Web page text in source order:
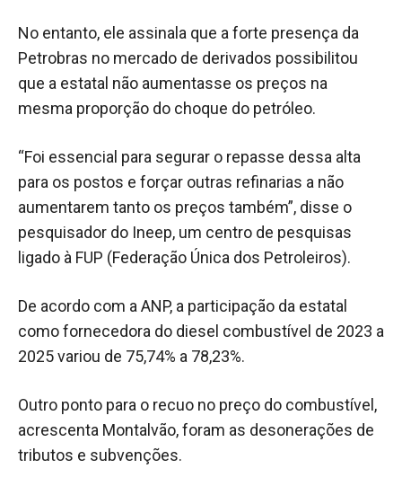
No entanto, ele assinala que a forte presença da
Petrobras no mercado de derivados possibilitou
que a estatal não aumentasse os preços na
mesma proporção do choque do petróleo.
“Foi essencial para segurar o repasse dessa alta
para os postos e forçar outras refinarias a não
aumentarem tanto os preços também”, disse o
pesquisador do Ineep, um centro de pesquisas
ligado à FUP (Federação Única dos Petroleiros).
De acordo com a ANP, a participação da estatal
como fornecedora do diesel combustível de 2023 a
2025 variou de 75,74% a 78,23%.
Outro ponto para o recuo no preço do combustível,
acrescenta Montalvão, foram as desonerações de
tributos e subvenções.